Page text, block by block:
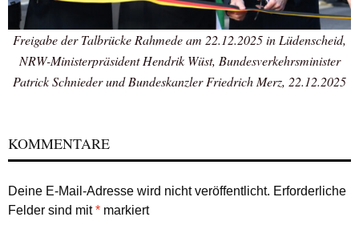
Freigabe der Talbrücke Rahmede am 22.12.2025 in Lüdenscheid,
NRW-Ministerpräsident Hendrik Wüst, Bundesverkehrsminister
Patrick Schnieder und Bundeskanzler Friedrich Merz, 22.12.2025
KOMMENTARE
Deine E-Mail-Adresse wird nicht veröffentlicht. Erforderliche
Felder sind mit* markiert